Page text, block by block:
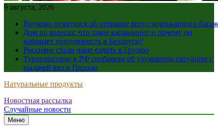
9 августа, 2026
Внуково отчитался об отправке всего задержанного
Дом на колесах: что такое караванинг и почему он
набирает популярность в Беларуси?
Россияне стали чаще ездить в Грузию
Туроператоры в РФ сообщили об ухудшении ситуации с
выдачей виз в Грецию
Натуральные продукты
Новостная рассылка
Случайные новости
Меню